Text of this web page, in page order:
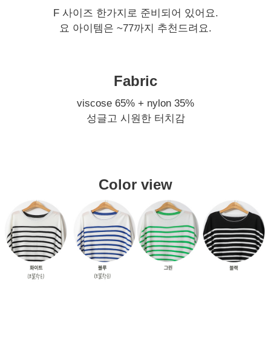
F 사이즈 한가지로 준비되어 있어요.
요 아이템은 ~77까지 추천드려요.
Fabric
viscose 65% + nylon 35%
성글고 시원한 터치감
Color view